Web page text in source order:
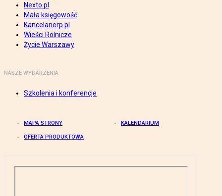
Nexto.pl
Mała księgowość
Kancelarierp.pl
Wieści Rolnicze
Życie Warszawy
NASZE WYDARZENIA
Szkolenia i konferencje
MAPA STRONY KALENDARIUM
OFERTA PRODUKTOWA